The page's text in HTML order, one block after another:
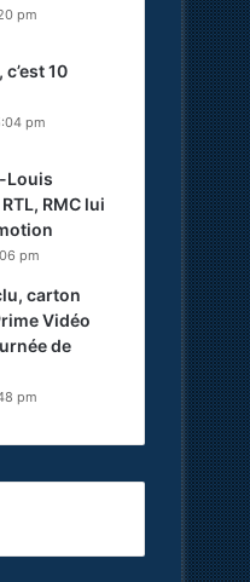
pm
c’est 10
pm
Louis
RMC lui
pm
carton
Vidéo
de
pm